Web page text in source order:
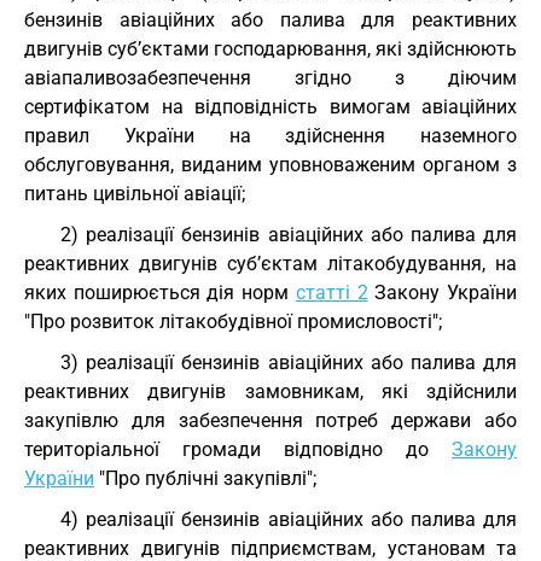
бензинів авіаційних або палива для реактивних
двигунів суб’єктами господарювання, які здійснюють
авіапаливозабезпечення згідно з діючим
сертифікатом на відповідність вимогам авіаційних
правил України на здійснення наземного
обслуговування, виданим уповноваженим органом з
питань цивільної авіації;
2) реалізації бензинів авіаційних або палива для
реактивних двигунів суб’єктам літакобудування, на
яких поширюється дія норм статті 2Закону України
"Про розвиток літакобудівної промисловості";
3) реалізації бензинів авіаційних або палива для
реактивних двигунів замовникам, які здійснили
закупівлю для забезпечення потреб держави або
територіальної громади відповідно до Закону
України "Про публічні закупівлі";
4) реалізації бензинів авіаційних або палива для
реактивних двигунів підприємствам, установам та